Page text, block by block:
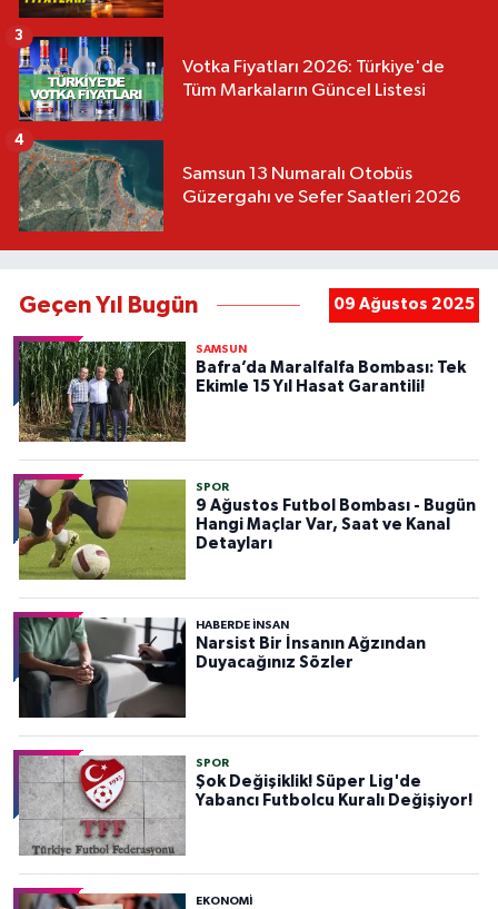
Votka Fiyatları 2026: Türkiye'de
Tüm Markaların Güncel Listesi
3
Samsun 13 Numaralı Otobüs
Güzergahı ve Sefer Saatleri 2026
4
Geçen Yıl Bugün 09 Ağustos 2025
SAMSUN
Bafra’da Maralfalfa Bombası: Tek
Ekimle 15 Yıl Hasat Garantili!
SPOR
9 Ağustos Futbol Bombası - Bugün
Hangi Maçlar Var, Saat ve Kanal
Detayları
HABERDE INSAN
Narsist Bir İnsanın Ağzından
Duyacağınız Sözler
SPOR
Şok Değişiklik! Süper Lig'de
Yabancı Futbolcu Kuralı Değişiyor!
EKONOMİ